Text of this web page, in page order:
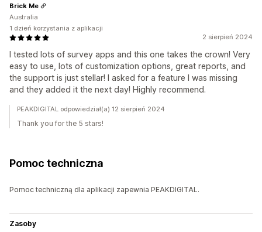
2 sierpień 2024
I tested lots of survey apps and this one takes the crown! Very
easy to use, lots of customization options, great reports, and
the support is just stellar! I asked for a feature I was missing
and they added it the next day! Highly recommend.
Brick Me
Australia
1 dzień korzystania z aplikacji
PEAKDIGITAL odpowiedział(a) 12 sierpień 2024
Thank you for the 5 stars!
Pomoc techniczna
Pomoc techniczną dla aplikacji zapewnia PEAKDIGITAL.
Zasoby